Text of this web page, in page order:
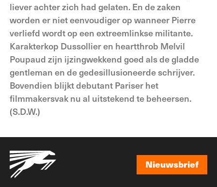
liever achter zich had gelaten. En de zaken
worden er niet eenvoudiger op wanneer Pierre
verliefd wordt op een extreemlinkse militante.
Karakterkop Dussollier en heartthrob Melvil
Poupaud zijn ijzingwekkend goed als de gladde
gentleman en de gedesillusioneerde schrijver.
Bovendien blijkt debutant Pariser het
filmmakersvak nu al uitstekend te beheersen.
(S.D.W.)
Nieuwsbrief